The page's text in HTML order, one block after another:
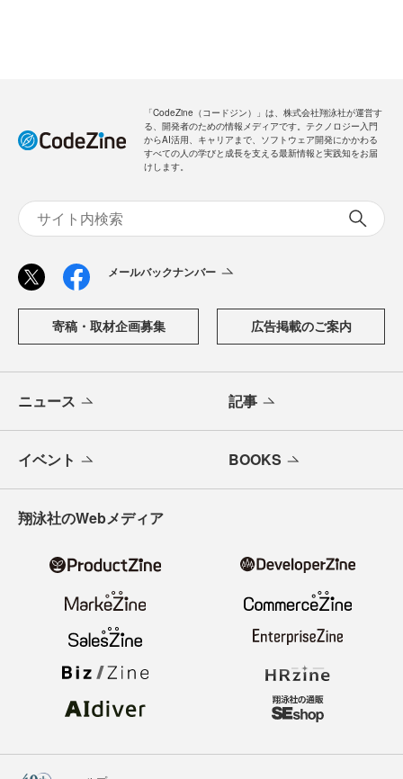
「CodeZine（コードジン）」は、株式会社翔泳社が運営す
る、開発者のための情報メディアです。テクノロジー入門
からAI活用、キャリアまで、ソフトウェア開発にかかわる
すべての人の学びと成長を支える最新情報と実践知をお届
けします。
メールバックナンバー
寄稿・取材企画募集 広告掲載のご案内
ニュース 記事
イベント BOOKS
翔泳社のWebメディア